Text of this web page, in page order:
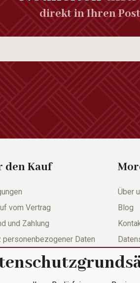
direkt in Ihren
den Kauf
vom Vertrag
und Zahlung
personenbezogener Daten
Über
Blog